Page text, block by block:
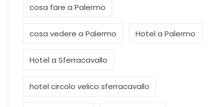
cosa fare a Palermo
cosa vedere a Palermo Hotel a Palermo
Hotel a Sferracavallo
hotel circolo velico sferracavallo